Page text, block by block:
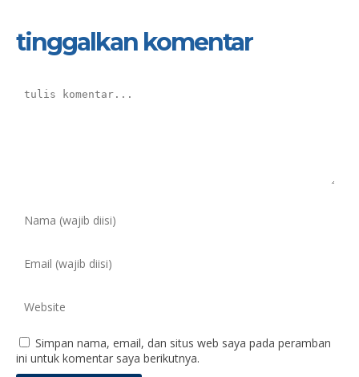
tinggalkan komentar
Simpan nama, email, dan situs web saya pada peramban
ini untuk komentar saya berikutnya.